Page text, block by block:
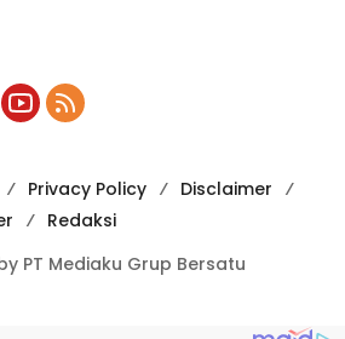
Privacy Policy
Disclaimer
Redaksi
PT Mediaku Grup Bersatu